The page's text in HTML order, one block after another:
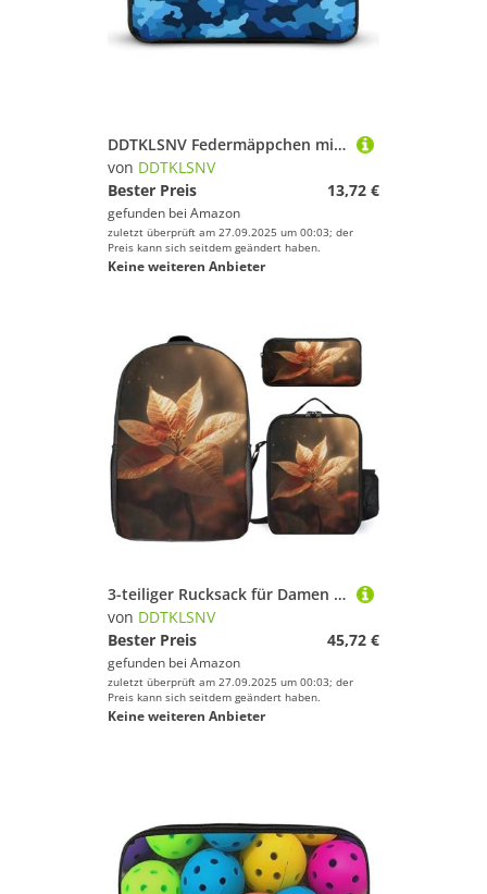
DDTKLSNV Federmäppchen mit großem Fassungsvermögen, niedliches Federmäppchen, Make-up-Kosmetiktasche für Damen und Herren, Blau
von DDTKLSNV
Bester Preis
13,72 €
gefunden bei Amazon
zuletzt überprüft am 27.09.2025 um 00:03; der
Preis kann sich seitdem geändert haben.
Keine weiteren Anbieter
3-teiliger Rucksack für Damen und Herren, leicht, lässig, Tagesrucksack, Schultertaschen-Set mit isolierter Lunchtasche und Federmäppchen, Organizer mit leuchtenden Pflanzen
von DDTKLSNV
Bester Preis
45,72 €
gefunden bei Amazon
zuletzt überprüft am 27.09.2025 um 00:03; der
Preis kann sich seitdem geändert haben.
Keine weiteren Anbieter